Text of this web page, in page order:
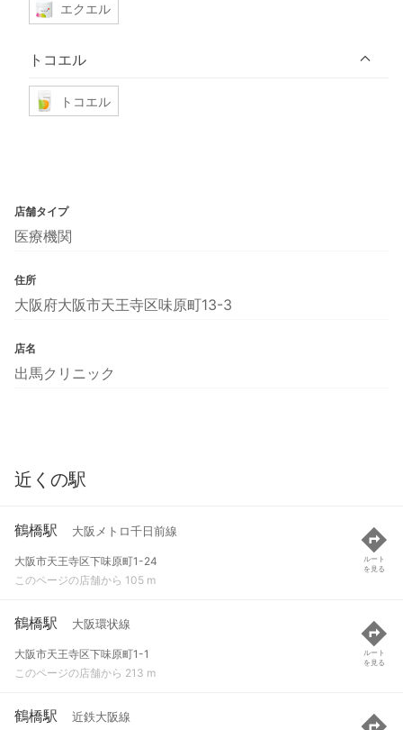
エクエル
トコエル
トコエル
店舗タイプ
医療機関
住所
大阪府大阪市天王寺区味原町13-3
店名
出馬クリニック
近くの駅
鶴橋駅 大阪メトロ千日前線
大阪市天王寺区下味原町1-24
このページの店舗から 105 m
ルート
を見る
鶴橋駅 大阪環状線
大阪市天王寺区下味原町1-1
このページの店舗から 213 m
ルート
を見る
鶴橋駅 近鉄大阪線